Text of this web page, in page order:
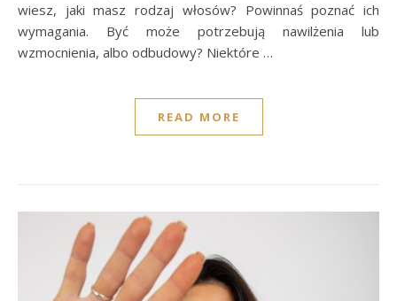
wiesz, jaki masz rodzaj włosów? Powinnaś poznać ich
wymagania. Być może potrzebują nawilżenia lub
wzmocnienia, albo odbudowy? Niektóre …
READ MORE